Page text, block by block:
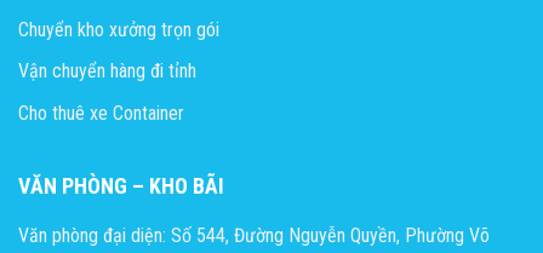
Chuyển kho xưởng trọn gói
Vận chuyển hàng đi tỉnh
Cho thuê xe Container
VĂN PHÒNG – KHO BÃI
Văn phòng đại diện: Số 544, Đường Nguyễn Quyền, Phường Võ